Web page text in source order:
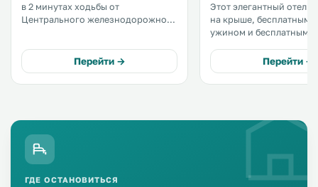
в 2 минутах ходьбы от
Центрального железнодорожного
телевизорами с плоским экраном
и бесплатное пользование
кофемашиной Nespresso на
Перейти →
Этот элегантный отель
на крыше, бесплатным
ужином и бесплатным
450 метрах от
железнодорожного
и его главной улицы
Перейти →
ГДЕ ОСТАНОВИТЬСЯ